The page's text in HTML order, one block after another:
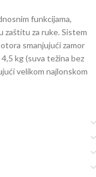
funkcijama,
zaštitu za ruke. Sistem
smanjujući zamor
kg (suva težina bez
velikom najlonskom